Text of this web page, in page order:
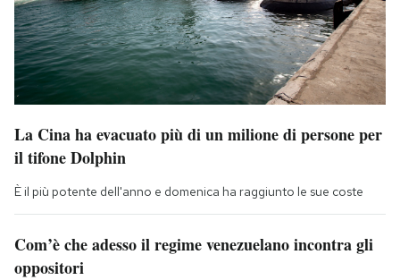
La Cina ha evacuato più di un milione di persone per
il tifone Dolphin
È il più potente dell'anno e domenica ha raggiunto le sue coste
Com’è che adesso il regime venezuelano incontra gli
oppositori